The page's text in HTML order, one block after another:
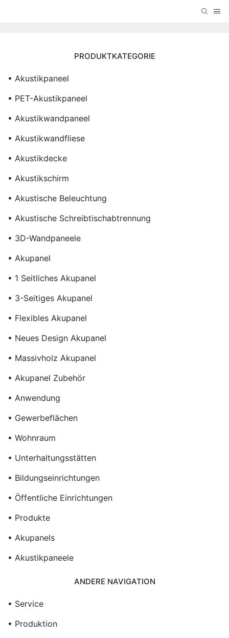
PRODUKTKATEGORIE
• Akustikpaneel
• PET-Akustikpaneel
• Akustikwandpaneel
• Akustikwandfliese
• Akustikdecke
• Akustikschirm
• Akustische Beleuchtung
• Akustische Schreibtischabtrennung
• 3D-Wandpaneele
• Akupanel
• 1 Seitliches Akupanel
• 3-Seitiges Akupanel
• Flexibles Akupanel
• Neues Design Akupanel
• Massivholz Akupanel
• Akupanel Zubehör
• Anwendung
• Gewerbeflächen
• Wohnraum
• Unterhaltungsstätten
• Bildungseinrichtungen
• Öffentliche Einrichtungen
• Produkte
• Akupanels
• Akustikpaneele
ANDERE NAVIGATION
• Service
• Produktion